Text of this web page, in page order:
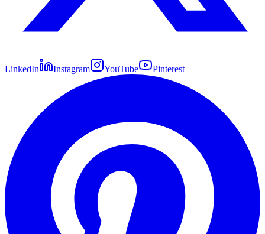
LinkedIn Instagram YouTube Pinterest